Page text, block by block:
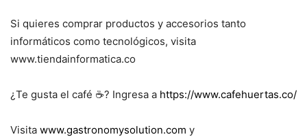
Si quieres comprar productos y accesorios tanto
informáticos como tecnológicos, visita
www.tiendainformatica.co
¿Te gusta el café ☕️? Ingresa a https://www.cafehuertas.co/
Visita www.gastronomysolution.com y